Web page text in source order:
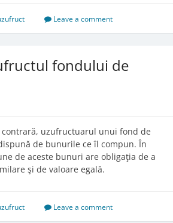
Leave a comment
fondului de
uzufructuarul unui fond de
de bunurile ce îl compun. În
de aceste bunuri are obligaţia de a
şi de valoare egală.
Leave a comment